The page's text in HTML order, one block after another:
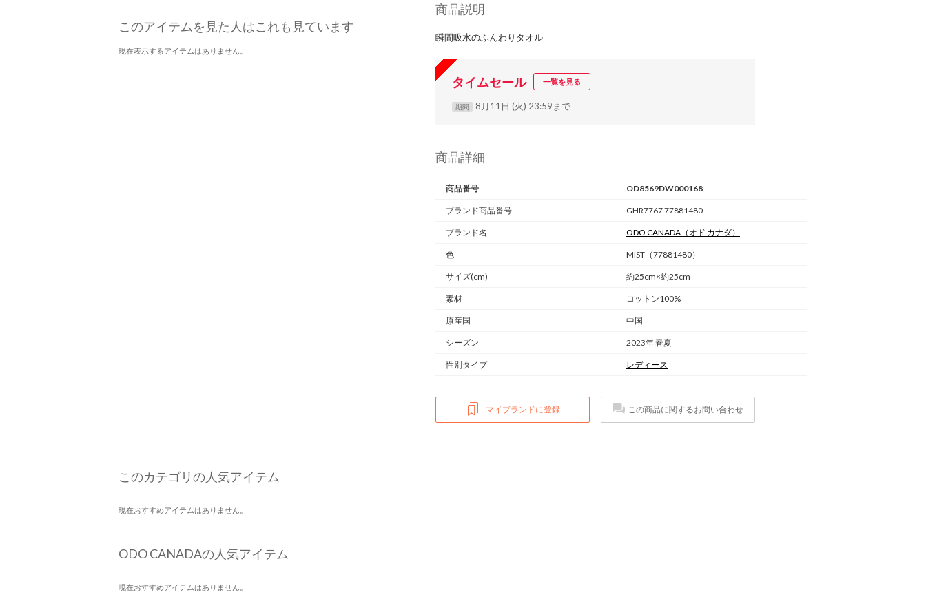
このアイテムを見た人はこれも見ています
現在表示するアイテムはありません。
商品説明
瞬間吸水のふんわりタオル
タイムセール 一覧を見る
期間 8月11日 (火) 23:59まで
商品詳細
商品番号 OD8569DW000168
ブランド商品番号 GHR7767 77881480
ブランド名 ODO CANADA （オド カナダ）
色 MIST（77881480）
サイズ(cm) 約25cm×約25cm
素材 コットン100%
原産国 中国
シーズン 2023年 春夏
性別タイプ レディース
マイブランドに登録 この商品に関するお問い合わせ
このカテゴリの人気アイテム
現在おすすめアイテムはありません。
ODO CANADAの人気アイテム
現在おすすめアイテムはありません。